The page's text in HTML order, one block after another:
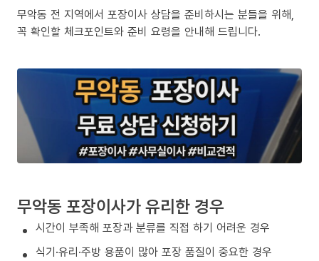
무악동 전 지역에서 포장이사 상담을 준비하시는 분들을 위해,
꼭 확인할 체크포인트와 준비 요령을 안내해 드립니다.
무악동 포장이사가 유리한 경우
시간이 부족해 포장과 분류를 직접 하기 어려운 경우
식기·유리·주방 용품이 많아 포장 품질이 중요한 경우